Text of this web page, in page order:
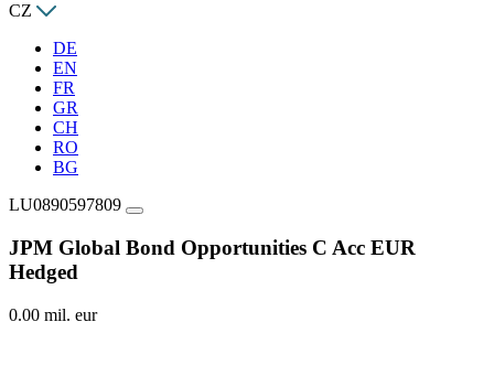
CZ
DE
EN
FR
GR
CH
RO
BG
LU0890597809
JPM Global Bond Opportunities C Acc EUR
Hedged
0.00 mil. eur